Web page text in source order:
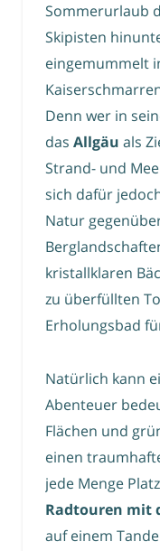
Sommerurlaub
Skipisten
eingemummelt
Denn wer in
das Allgäu als
Strand- und
sich dafür
Natur
kristallklaren
zu überfüllten
Erholungsbad
Natürlich kann
Abenteuer
Flächen und
einen
jede Menge
Radtouren mit
auf einem